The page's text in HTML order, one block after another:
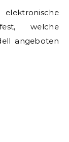
welche
angeboten